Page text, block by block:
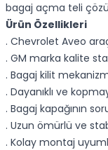
bagaj açma teli
Ürün Özellikleri
. Chevrolet Aveo
. GM marka kalite
. Bagaj kilit
. Dayanıklı ve
. Bagaj kapağının
. Uzun ömürlü ve
. Kolay montaj